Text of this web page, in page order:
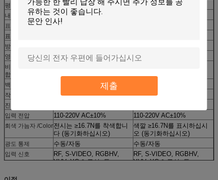
제출
평균 일률 소비
420w
250w
내각 크기
768*768mm
표준 장 해결책
96*96
표준 장
방법을 몰기
영상 프레임 속도
≥60 Hz
≥60 Hz
비율은 상쾌하게
합니다
백색 균형 광도
작용 온도/습도
-30℃~+45℃ -30℃~+45℃
진입 보호
입력 전압 110-220V AC±10% 110-220V AC±10%
회색 가늠자 /Color전시는 ≥16.7N를 착색합니
다 (동기화하십시오)
색깔 ≥16.7N를 표시하십시
오 (동기화하십시오)
광도 통제 수동/자동 수동/자동
입력 신호
RF, S-VIDEO, RGBHV,
YUV, YC & 구성, 등
RF, S-VIDEO, RGBHV,
YUV, YC & 구성, 등